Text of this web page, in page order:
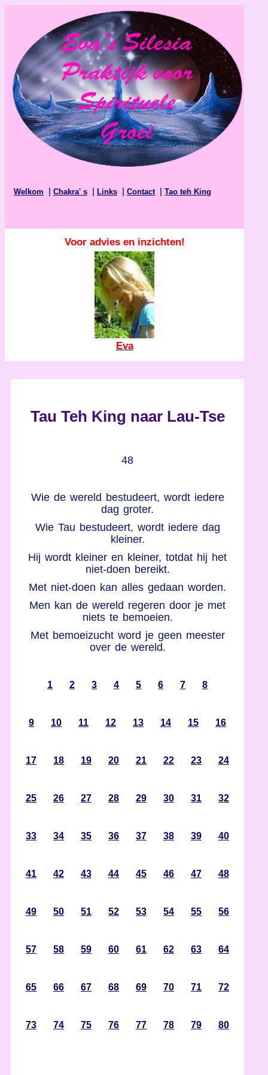
Welkom Chakra' s Links Contact| Tao teh King
Voor advies en inzichten!
Eva
Tau Teh King naar Lau-Tse
48
Wie de wereld bestudeert, wordt iedere
dag groter.
Wie Tau bestudeert, wordt iedere dag
kleiner.
Hij wordt kleiner en kleiner, totdat hij het
niet-doen bereikt.
Met niet-doen kan alles gedaan worden.
Men kan de wereld regeren door je met
niets te bemoeien.
Met bemoeizucht word je geen meester
over de wereld.
1 2 3 4 5 6 7 8
9 10 11 12 13 14 15 16
17 18 19 20 21 22 23 24
25 26 27 28 29 30 31 32
33 34 35 36 37 38 39 40
41 42 43 44 45 46 47 48
49 50 51 52 53 54 55 56
57 58 59 60 61 62 63 64
65 66 67 68 69 70 71 72
73 74 75 76 77 78 79 80